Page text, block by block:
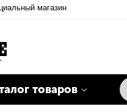
магазин
товаров